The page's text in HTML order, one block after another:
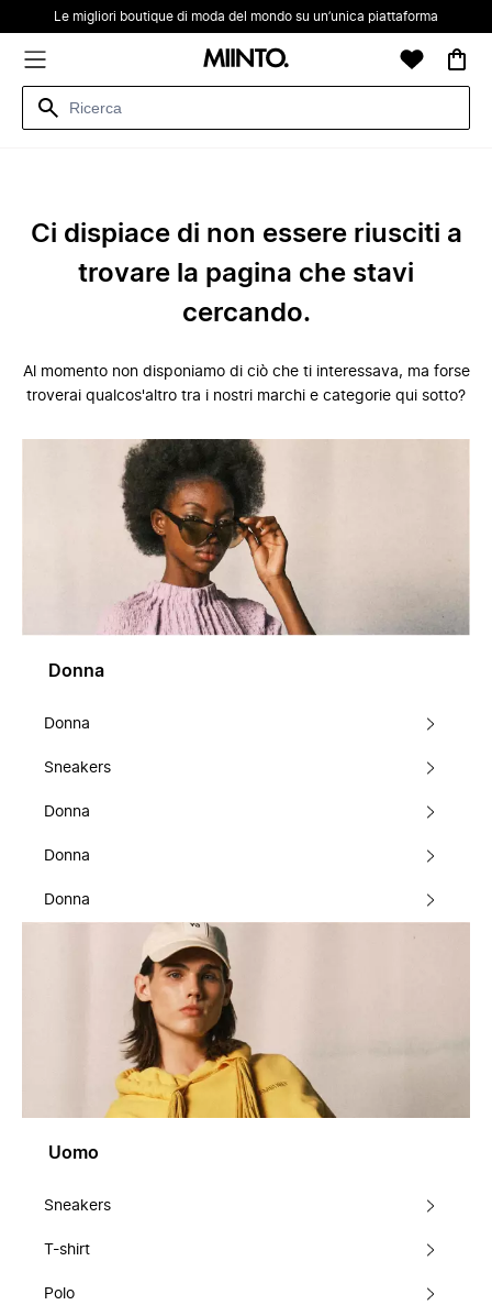
Le migliori boutique di moda del mondo su un’unica piattaforma
Ci dispiace di non essere riusciti a
trovare la pagina che stavi
cercando.
Al momento non disponiamo di ciò che ti interessava, ma forse
troverai qualcos'altro tra i nostri marchi e categorie qui sotto?
Donna
Donna
Sneakers
Donna
Donna
Donna
Uomo
Sneakers
T-shirt
Polo